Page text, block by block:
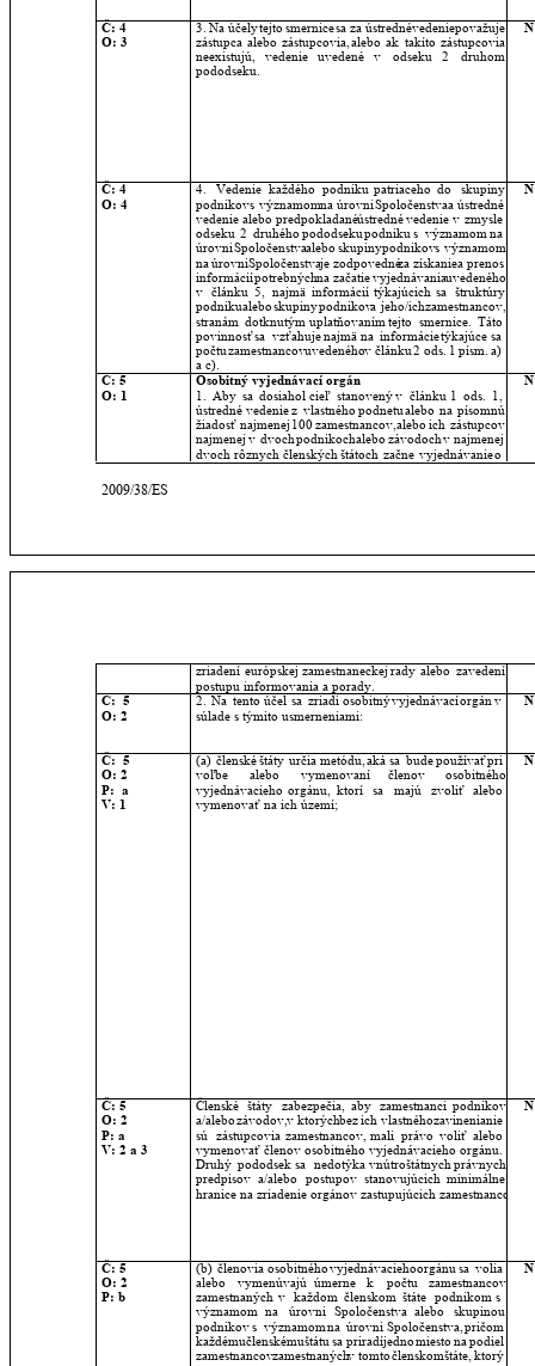
2009/38/ES
Č: 4
O: 3
3. Na účelytejto smernicesa za ústrednévedeniepovažuje
zástupca alebo zástupcovia, alebo ak takíto zástupcovia
neexistujú,
vedenie uvedené v odseku 2
druhom
pododseku.
N
Č: 4
O: 4
4. Vedenie každého podniku patriaceho do
skupiny
podnikovs významomna úrovniSpoločenstvaa ústredné
vedenie alebo predpokladanéústredné vedenie v zmysle
odseku 2 druhého pododsekupodniku s významom na
úrovniSpoločenstvaalebo skupinypodnikovs významom
na úrovniSpoločenstvaje zodpovednéza získaniea prenos
informáciípotrebnýchna začatie vyjednávaniauvedeného
v
článku 5, najmä informácií týkajúcich sa
štruktúry
podnikualebo skupinypodnikova jeho/ichzamestnancov,
stranám dotknutým uplatňovaním tejto smernice.
Táto
povinnosťsa vzťahuje najmä na informácietýkajúce sa
počtu zamestnancovuvedenéhov článku2 ods. 1 písm. a)
a c).
N
Č: 5
O: 1
Osobitný vyjednávací orgán
1.
Aby sa dosiahol cieľ stanovený v článku 1 ods.
1,
ústredné vedenie z vlastného podnetu alebo na písomnú
žiadosť najmenej 100 zamestnancov,alebo ich zástupcov
najmenej v dvochpodnikochalebo závodochv najmenej
dvoch rôznych členských štátoch začne vyjednávanieo
N
zriadení európskej zamestnaneckej rady alebo zavedení
postupu informovania a porady.
Č:  5
O: 2
2. Na tento účel sa zriadi osobitnývyjednávacíorgán v
súlade s týmito usmerneniami:
N
Č:  5
O: 2
P:  a
V: 1
(a) členské štáty určia metódu, aká sa bude používaťpri
voľbe
alebo vymenovaní členov
osobitného
vyjednávacieho orgánu, ktorí sa majú zvoliť
alebo
vymenovať na ich území;
N
Č: 5
O: 2
P: a
V: 2 a 3
Členské štáty zabezpečia, aby zamestnanci podnikov
a/alebo závodov,v ktorýchbez ich vlastnéhozavinenianie
sú
zástupcovia zamestnancov, mali právo voliť alebo
vymenovať členov osobitného vyjednávacieho orgánu.
Druhý pododsek sa nedotýka vnútroštátnych právnych
predpisov a/alebo postupov stanovujúcich minimálne
hranice na zriadenie orgánov zastupujúcich zamestnancov;
N
Č: 5
O: 2
P: b
(b) členovia osobitného vyjednávaciehoorgánu sa volia
alebo
vymenúvajú úmerne k počtu
zamestnancov
zamestnaných v každom členskom štáte podnikom s
významom na úrovni Spoločenstva alebo
skupinou
podnikovs významomna úrovni Spoločenstva, pričom
každémučlenskémuštátu sa priradíjednomiesto na podiel
zamestnancovzamestnanýchv tomtočlenskomštáte, ktorý
N